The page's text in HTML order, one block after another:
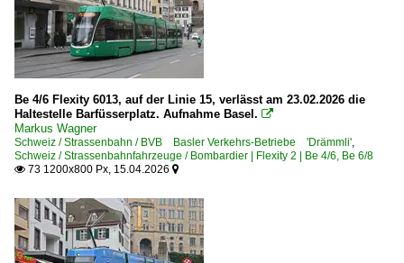
Be 4/6 Flexity 6013, auf der Linie 15, verlässt am 23.02.2026 die
Haltestelle Barfüsserplatz. Aufnahme Basel. 
Markus Wagner
Schweiz / Strassenbahn / BVB Basler Verkehrs-Betriebe 'Drämmli',
Schweiz / Strassenbahnfahrzeuge / Bombardier | Flexity 2 | Be 4/6, Be 6/8
 73 1200x800 Px, 15.04.2026 